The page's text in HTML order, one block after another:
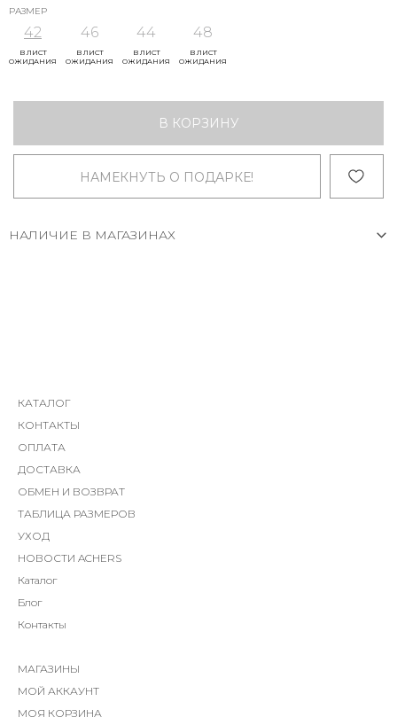
РАЗМЕР
42
В ЛИСТ
ОЖИДАНИЯ
46
В ЛИСТ
ОЖИДАНИЯ
44
В ЛИСТ
ОЖИДАНИЯ
48
В ЛИСТ
ОЖИДАНИЯ
В КОРЗИНУ
НАМЕКНУТЬ О ПОДАРКЕ!
НАЛИЧИЕ В МАГАЗИНАХ
КАТАЛОГ
КОНТАКТЫ
ОПЛАТА
ДОСТАВКА
ОБМЕН И ВОЗВРАТ
ТАБЛИЦА РАЗМЕРОВ
УХОД
НОВОСТИ ACHERS
Каталог
Блог
Контакты
МАГАЗИНЫ
МОЙ АККАУНТ
МОЯ КОРЗИНА